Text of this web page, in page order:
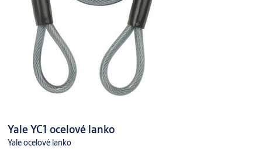
Yale YC1 ocelové lanko
Yale ocelové lanko